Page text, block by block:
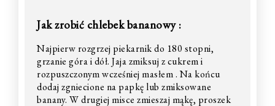
Jak zrobić chlebek bananowy :
Najpierw rozgrzej piekarnik do 180 stopni,
grzanie góra i dół. Jaja zmiksuj z cukrem i
rozpuszczonym wcześniej masłem . Na końcu
dodaj zgniecione na papkę lub zmiksowane
banany. W drugiej misce zmieszaj mąkę, proszek